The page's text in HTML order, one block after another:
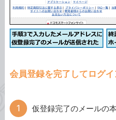
会員登録を完了してログイ
仮登録完了のメールの